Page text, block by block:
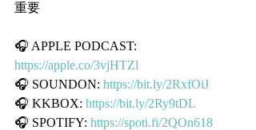
重要
🎧 APPLE PODCAST:
https://apple.co/3vjHTZl
🎧 SOUNDON: https://bit.ly/2RxfOiJ
🎧 KKBOX: https://bit.ly/2Ry9tDL
🎧 SPOTIFY: https://spoti.fi/2QOn618